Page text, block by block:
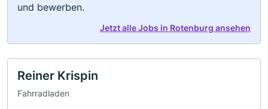
und bewerben.
Jetzt alle Jobs in Rotenburg ansehen
Reiner Krispin
Fahrradladen